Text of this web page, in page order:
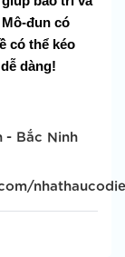
đun có
có thể kéo
dàng!
- Bắc Ninh